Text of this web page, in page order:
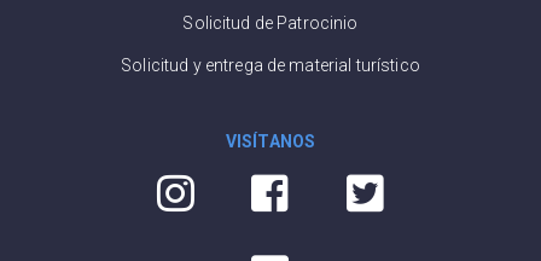
Solicitud de Patrocinio
Solicitud y entrega de material turístico
VISÍTANOS